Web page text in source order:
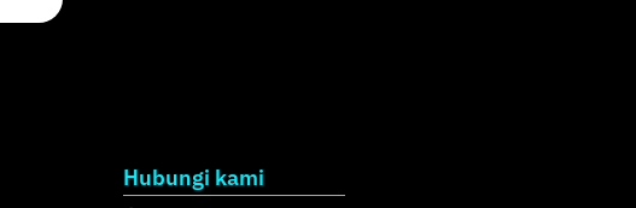
Hubungi kami